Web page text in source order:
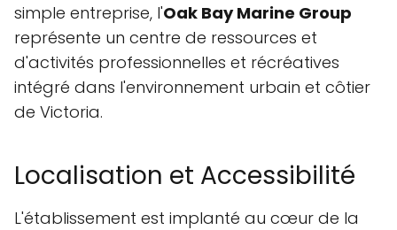
simple entreprise, l'Oak Bay Marine Group
représente un centre de ressources et
d'activités professionnelles et récréatives
intégré dans l'environnement urbain et côtier
de Victoria.
Localisation et Accessibilité
L'établissement est implanté au cœur de la